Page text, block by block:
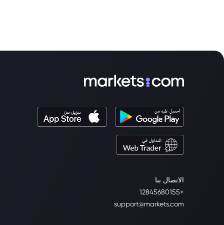
الاتصال بنا
+12845680155
support@markets.com